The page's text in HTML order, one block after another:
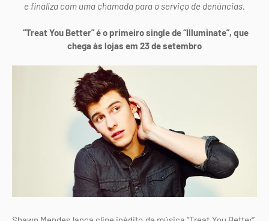
e finaliza com uma chamada para o serviço de denúncias.
“Treat You Better” é o primeiro single de “Illuminate”, que
chega às lojas em 23 de setembro